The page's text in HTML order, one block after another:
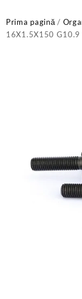
Prima pagină/
16X1.5X150